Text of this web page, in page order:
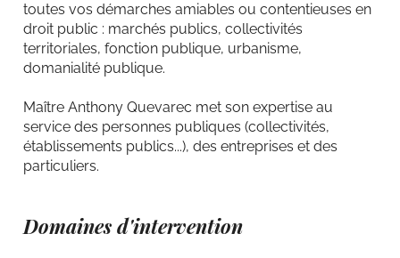
toutes vos démarches amiables ou contentieuses en
droit public : marchés publics, collectivités
territoriales, fonction publique, urbanisme,
domanialité publique.
Maître Anthony Quevarec met son expertise au
service des personnes publiques (collectivités,
établissements publics...), des entreprises et des
particuliers.
Domaines d'intervention